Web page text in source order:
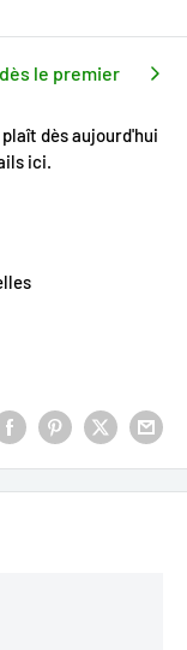
le premier
dès aujourd'hui
ici.